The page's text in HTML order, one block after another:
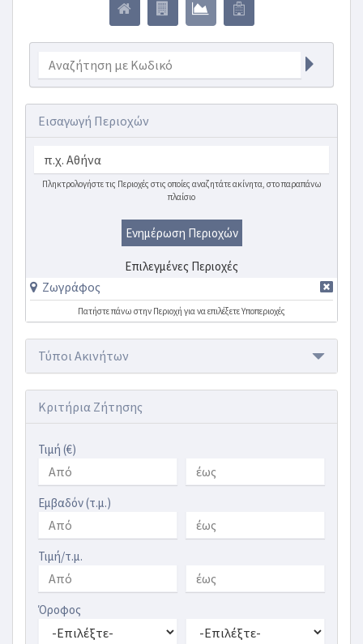
Εισαγωγή Περιοχών
Πληκτρολογήστε τις Περιοχές στις οποίες αναζητάτε ακίνητα, στο παραπάνω
πλαίσιο
Ενημέρωση Περιοχών
Επιλεγμένες Περιοχές
Ζωγράφος
Πατήστε πάνω στην Περιοχή για να επιλέξετε Υποπεριοχές
Τύποι Ακινήτων
Κριτήρια Ζήτησης
Τιμή (€)
Εμβαδόν (τ.μ.)
Τιμή/τ.μ.
Όροφος